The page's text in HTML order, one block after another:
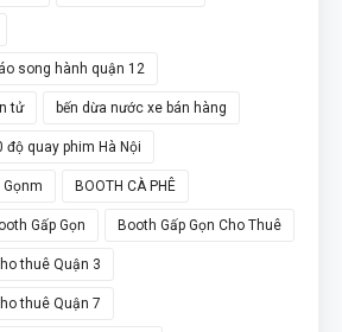
song hành quận 12
tử bến dừa nước xe bán hàng
độ quay phim Hà Nội
BOOTH CÀ PHÊ
Gấp Gọn Booth Gấp Gọn Cho Thuê
thuê Quận 3
thuê Quận 7